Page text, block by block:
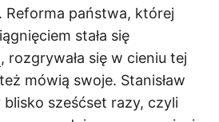
państwa, której
stała się
, rozgrywała się w cieniu tej
mówią swoje. Stanisław
blisko sześćset razy, czyli